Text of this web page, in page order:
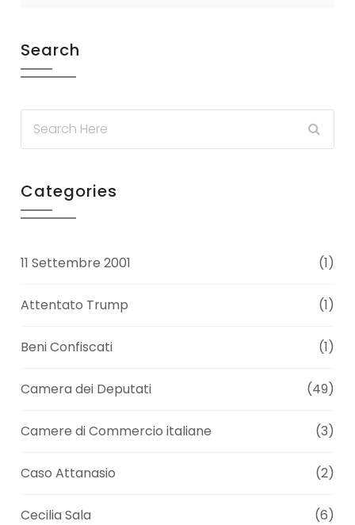
Search
Categories
11 Settembre 2001 (1)
Attentato Trump (1)
Beni Confiscati (1)
Camera dei Deputati (49)
Camere di Commercio italiane (3)
Caso Attanasio (2)
Cecilia Sala (6)